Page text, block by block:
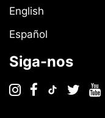
English
Español
Siga-nos